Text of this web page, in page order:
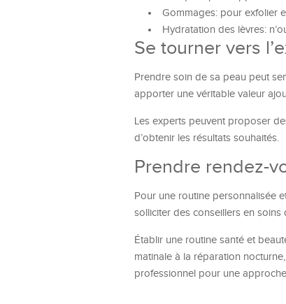
Gommages: pour exfolier
Hydratation des lèvres:
Se tourner vers
Prendre soin de sa peau peut
apporter une véritable valeur
Les experts peuvent proposer
d’obtenir les résultats souhaités.
Prendre rendez-
Pour une routine personnalisée
solliciter des conseillers en soins
Établir une routine santé et
matinale à la réparation
professionnel pour une